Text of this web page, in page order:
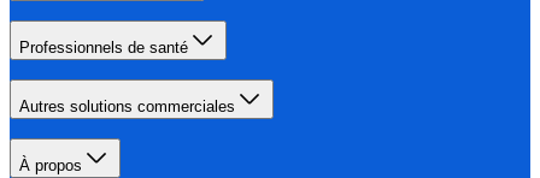
Professionnels de santé
Autres solutions commerciales
À propos